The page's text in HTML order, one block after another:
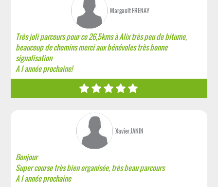
Margault FRENAY
Très joli parcours pour ce 26,5kms à Alix très peu de bitume,
beaucoup de chemins merci aux bénévoles très bonne
signalisation
A l année prochaine!
Xavier JANIN
Bonjour
Super course très bien organisée, très beau parcours
A l année prochaine